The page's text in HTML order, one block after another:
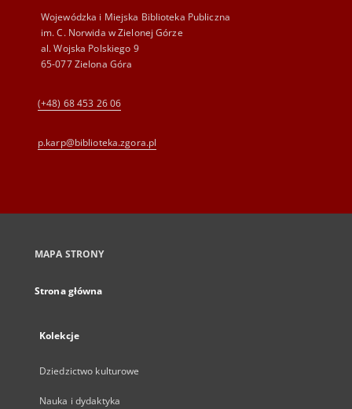
Wojewódzka i Miejska Biblioteka Publiczna
im. C. Norwida w Zielonej Górze
al. Wojska Polskiego 9
65-077 Zielona Góra
(+48) 68 453 26 06
p.karp@biblioteka.zgora.pl
MAPA STRONY
Strona główna
Kolekcje
Dziedzictwo kulturowe
Nauka i dydaktyka